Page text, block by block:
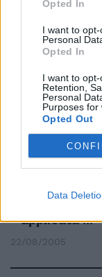
Opted In
I want to
Personal
Opted In
I want to opt-
Retention,
Personal
Purposes for
Opted Out
Data
parla ...
22/02/2008
La statistica
03/07/2006
certo io, da
applicata ...
22/08/2005